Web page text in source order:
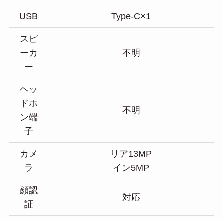
USB Type-C×1
スピ
ーカ
ー
不明
ヘッ
ドホ
ン端
子
不明
カメ
ラ
リア13MP
イン5MP
顔認
証
対応